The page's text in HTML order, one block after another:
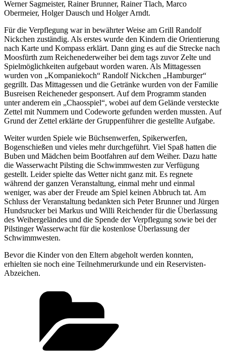
Werner Sagmeister, Rainer Brunner, Rainer Tlach, Marco
Obermeier, Holger Dausch und Holger Arndt.
Für die Verpflegung war in bewährter Weise am Grill Randolf
Nickchen zuständig. Als erstes wurde den Kindern die Orientierung
nach Karte und Kompass erklärt. Dann ging es auf die Strecke nach
Moosfürth zum Reichenederweiher bei dem tags zuvor Zelte und
Spielmöglichkeiten aufgebaut worden waren. Als Mittagessen
wurden von „Kompaniekoch“ Randolf Nickchen „Hamburger“
gegrillt. Das Mittagessen und die Getränke wurden von der Familie
Busreisen Reicheneder gesponsert. Auf dem Programm standen
unter anderem ein „Chaosspiel“, wobei auf dem Gelände versteckte
Zettel mit Nummern und Codeworte gefunden werden mussten. Auf
Grund der Zettel erklärte der Gruppenführer die gestellte Aufgabe.
Weiter wurden Spiele wie Büchsenwerfen, Spikerwerfen,
Bogenschießen und vieles mehr durchgeführt. Viel Spaß hatten die
Buben und Mädchen beim Bootfahren auf dem Weiher. Dazu hatte
die Wasserwacht Pilsting die Schwimmwesten zur Verfügung
gestellt. Leider spielte das Wetter nicht ganz mit. Es regnete
während der ganzen Veranstaltung, einmal mehr und einmal
weniger, was aber der Freude am Spiel keinen Abbruch tat. Am
Schluss der Veranstaltung bedankten sich Peter Brunner und Jürgen
Hundsrucker bei Markus und Willi Reichender für die Überlassung
des Weihergeländes und die Spende der Verpflegung sowie bei der
Pilstinger Wasserwacht für die kostenlose Überlassung der
Schwimmwesten.
Bevor die Kinder von den Eltern abgeholt werden konnten,
erhielten sie noch eine Teilnehmerurkunde und ein Reservisten-
Abzeichen.